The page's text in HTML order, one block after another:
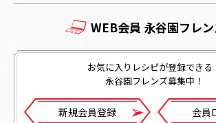
WEB会員 永谷園フレ
お気に入りレシピが登録できる
永谷園フレンズ募集中！
新規会員登録 会員